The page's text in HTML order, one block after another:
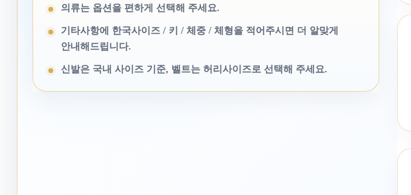
의류는 옵션을 편하게 선택해 주세요.
기타사항에 한국사이즈 / 키 / 체중 / 체형을 적어주시면 더 알맞게
안내해드립니다.
신발은 국내 사이즈 기준, 벨트는 허리사이즈로 선택해 주세요.